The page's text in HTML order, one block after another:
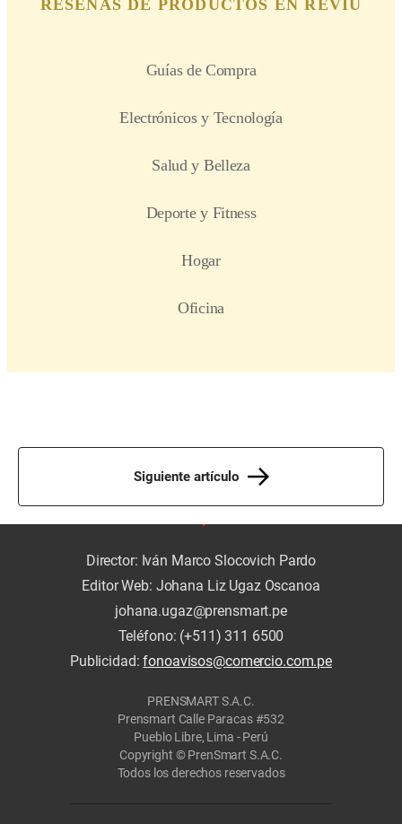
Siguiente artículo
Director: Iván Marco Slocovich Pardo
Editor Web: Johana Liz Ugaz Oscanoa
johana.ugaz@prensmart.pe
Teléfono: (+511) 311 6500
Publicidad:fonoavisos@comercio.com.pe
PRENSMART S.A.C.
Prensmart Calle Paracas #532
Pueblo Libre, Lima - Perú
Copyright © PrenSmart S.A.C.
Todos los derechos reservados